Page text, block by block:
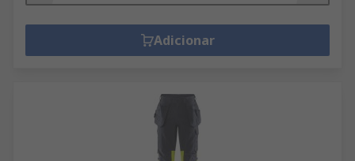
Adicionar